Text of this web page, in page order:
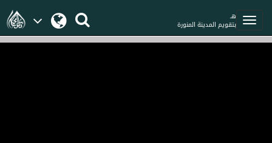
هـ
بتقويم المدينة المنورة